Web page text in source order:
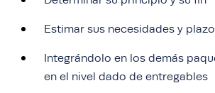
Estimar sus necesidades y
Integrándolo en los demás
en el nivel dado de entregables